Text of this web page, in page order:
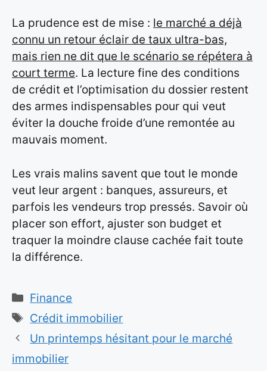
La prudence est de mise : le marché a déjà
connu un retour éclair de taux ultra-bas,
mais rien ne dit que le scénario se répétera à
court terme. La lecture fine des conditions
de crédit et l’optimisation du dossier restent
des armes indispensables pour qui veut
éviter la douche froide d’une remontée au
mauvais moment.
Les vrais malins savent que tout le monde
veut leur argent : banques, assureurs, et
parfois les vendeurs trop pressés. Savoir où
placer son effort, ajuster son budget et
traquer la moindre clause cachée fait toute
la différence.
Catégories
Finance
Étiquettes
Crédit immobilier
Un printemps hésitant pour le marché
immobilier